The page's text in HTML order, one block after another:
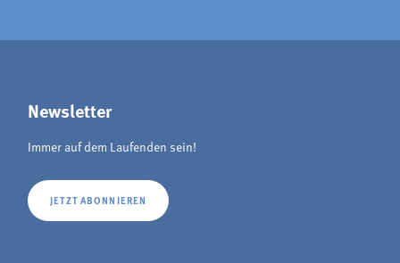
Newsletter
Immer auf dem Laufenden sein!
JETZT ABONNIEREN